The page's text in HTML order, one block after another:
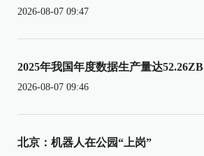
2026-08-07 09:47
2025年我国年度数据生产量达52.26ZB
2026-08-07 09:46
北京：机器人在公园“上岗”